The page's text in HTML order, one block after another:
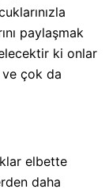
paylaşmak
ki onlar
çok da
elbette
daha